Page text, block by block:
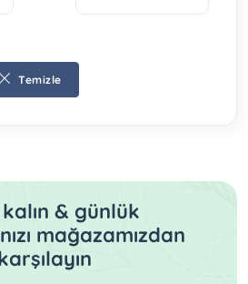
Temizle
& günlük
mağazamızdan